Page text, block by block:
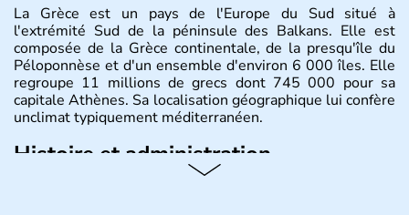
La Grèce est un pays de l'Europe du Sud situé à
l'extrémité Sud de la péninsule des Balkans. Elle est
composée de la Grèce continentale, de la presqu'île du
Péloponnèse et d'un ensemble d'environ 6 000 îles. Elle
regroupe 11 millions de grecs dont 745 000 pour sa
capitale Athènes. Sa localisation géographique lui confère
unclimat typiquement méditerranéen.
Histoire et administration